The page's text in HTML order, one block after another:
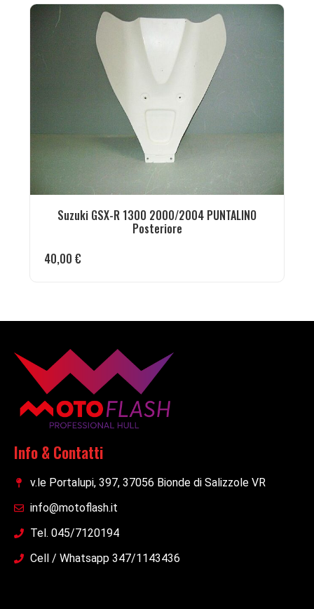
Suzuki GSX-R 1300 2000/2004 PUNTALINO
Posteriore
40,00 €
Info & Contatti
v.le Portalupi, 397, 37056 Bionde di Salizzole VR
info@motoflash.it
Tel. 045/7120194
Cell / Whatsapp 347/1143436